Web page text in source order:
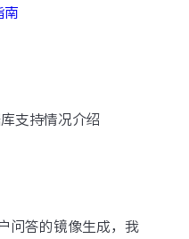
南
支持情况介绍
问答的镜像生成，我